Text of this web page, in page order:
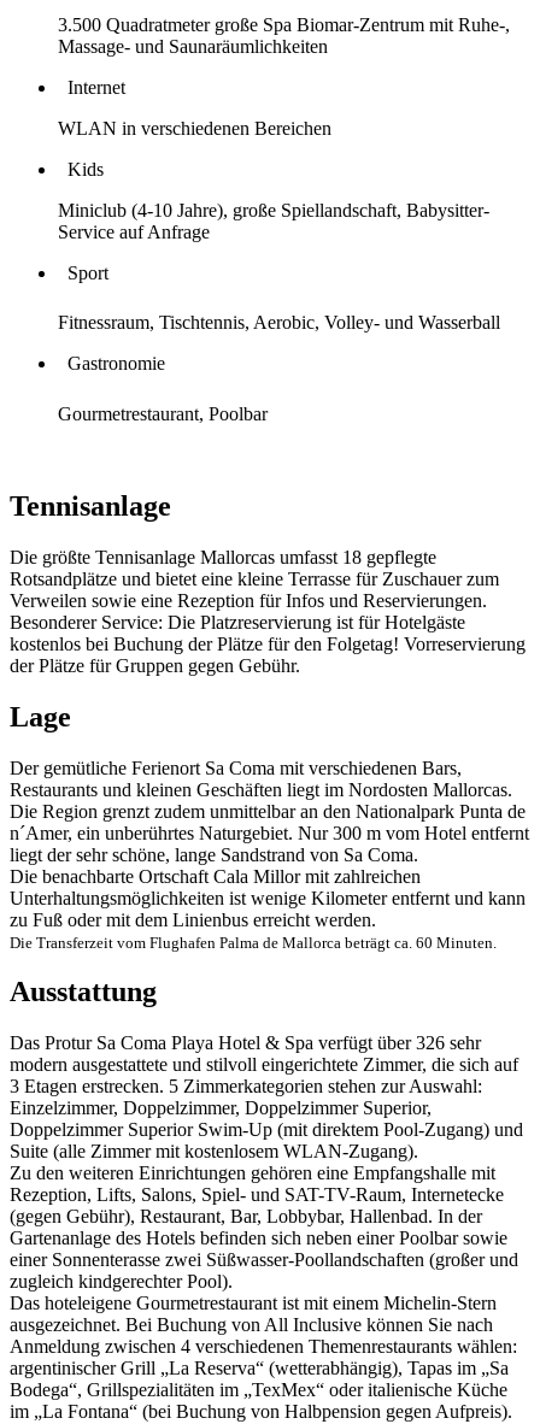
3.500 Quadratmeter große Spa Biomar-Zentrum mit Ruhe-,
Massage- und Saunaräumlichkeiten
Internet
WLAN in verschiedenen Bereichen
Kids
Miniclub (4-10 Jahre), große Spiellandschaft, Babysitter-
Service auf Anfrage
Sport
Fitnessraum, Tischtennis, Aerobic, Volley- und Wasserball
Gastronomie
Gourmetrestaurant, Poolbar
Tennisanlage
Die größte Tennisanlage Mallorcas umfasst 18 gepflegte
Rotsandplätze und bietet eine kleine Terrasse für Zuschauer zum
Verweilen sowie eine Rezeption für Infos und Reservierungen.
Besonderer Service: Die Platzreservierung ist für Hotelgäste
kostenlos bei Buchung der Plätze für den Folgetag! Vorreservierung
der Plätze für Gruppen gegen Gebühr.
Lage
Der gemütliche Ferienort Sa Coma mit verschiedenen Bars,
Restaurants und kleinen Geschäften liegt im Nordosten Mallorcas.
Die Region grenzt zudem unmittelbar an den Nationalpark Punta de
n´Amer, ein unberührtes Naturgebiet. Nur 300 m vom Hotel entfernt
liegt der sehr schöne, lange Sandstrand von Sa Coma.
Die benachbarte Ortschaft Cala Millor mit zahlreichen
Unterhaltungsmöglichkeiten ist wenige Kilometer entfernt und kann
zu Fuß oder mit dem Linienbus erreicht werden.
Die Transferzeit vom Flughafen Palma de Mallorca beträgt ca. 60 Minuten.
Ausstattung
Das Protur Sa Coma Playa Hotel & Spa verfügt über 326 sehr
modern ausgestattete und stilvoll eingerichtete Zimmer, die sich auf
3 Etagen erstrecken. 5 Zimmerkategorien stehen zur Auswahl:
Einzelzimmer, Doppelzimmer, Doppelzimmer Superior,
Doppelzimmer Superior Swim-Up (mit direktem Pool-Zugang) und
Suite (alle Zimmer mit kostenlosem WLAN-Zugang).
Zu den weiteren Einrichtungen gehören eine Empfangshalle mit
Rezeption, Lifts, Salons, Spiel- und SAT-TV-Raum, Internetecke
(gegen Gebühr), Restaurant, Bar, Lobbybar, Hallenbad. In der
Gartenanlage des Hotels befinden sich neben einer Poolbar sowie
einer Sonnenterasse zwei Süßwasser-Poollandschaften (großer und
zugleich kindgerechter Pool).
Das hoteleigene Gourmetrestaurant ist mit einem Michelin-Stern
ausgezeichnet. Bei Buchung von All Inclusive können Sie nach
Anmeldung zwischen 4 verschiedenen Themenrestaurants wählen:
argentinischer Grill „La Reserva“ (wetterabhängig), Tapas im „Sa
Bodega“, Grillspezialitäten im „TexMex“ oder italienische Küche
im „La Fontana“ (bei Buchung von Halbpension gegen Aufpreis).